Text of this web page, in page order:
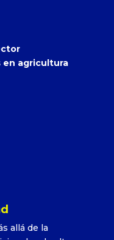
en agricultura
allá de la